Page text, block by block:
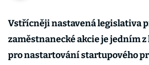
Vstřícněji nastavená legislativa
zaměstnanecké akcie je jedním
pro nastartování startupového